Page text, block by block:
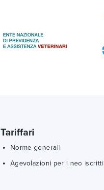
Tariffari
Norme generali
Agevolazioni per i neo iscritti